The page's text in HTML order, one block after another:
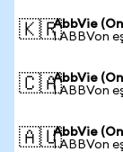
🇰🇷AbbVie
1 ABBVon
🇨🇦AbbVie
1 ABBVon
🇦🇺AbbVie
1 ABBVon